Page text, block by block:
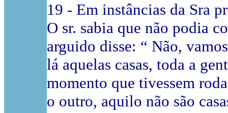
19 - Em instâncias da Sra
O sr. sabia que não podia
arguido disse: “ Não,
lá aquelas casas, toda a
momento que tivessem
o outro, aquilo não são